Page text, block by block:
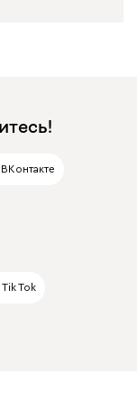
ВКонтакте
Tik Tok